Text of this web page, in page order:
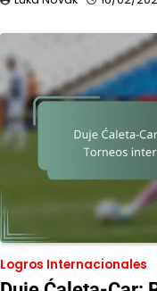
Logros Internacionales